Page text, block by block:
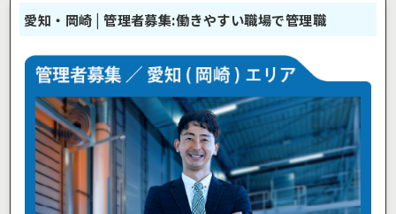
愛知・岡崎 | 管理者募集:働きやすい職場で管理職